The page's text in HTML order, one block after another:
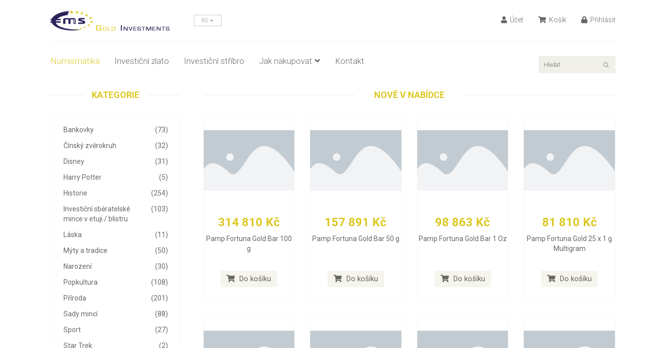
Kč Účet Košík Přihlásit
Numismatika Investiční zlato Investiční stříbro Jak nakupovat Kontakt
KATEGORIE
(73)
Bankovky
(32)
Čínský zvěrokruh
(31)
Disney
(5)
Harry Potter
(254)
Historie
(103)
Investiční sběratelské
mince v etuji / blistru
(11)
Láska
(50)
Mýty a tradice
(30)
Narození
(108)
Popkultura
(201)
Příroda
(88)
Sady mincí
(27)
Sport
(2)
Star Trek
NOVĚ V NABÍDCE
314 810 Kč
Pamp Fortuna Gold Bar 100
g
Do košíku
157 891 Kč
Pamp Fortuna Gold Bar 50 g
Do košíku
98 863 Kč
Pamp Fortuna Gold Bar 1 Oz
Do košíku
81 810 Kč
Pamp Fortuna Gold 25 x 1 g
Multigram
Do košíku